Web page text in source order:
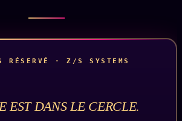
RÉSERVÉ · Z/S SYSTEMS
EST DANS LE CERCLE.